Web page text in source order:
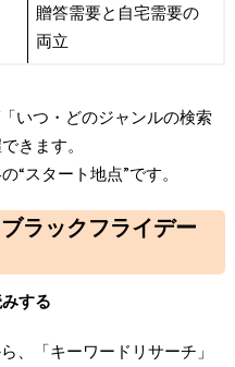
贈答需要と自宅需要の
両立
いつ・どのジャンルの検索
きます。
“スタート地点”です。
ラックフライデー
する
、「キーワードリサーチ」